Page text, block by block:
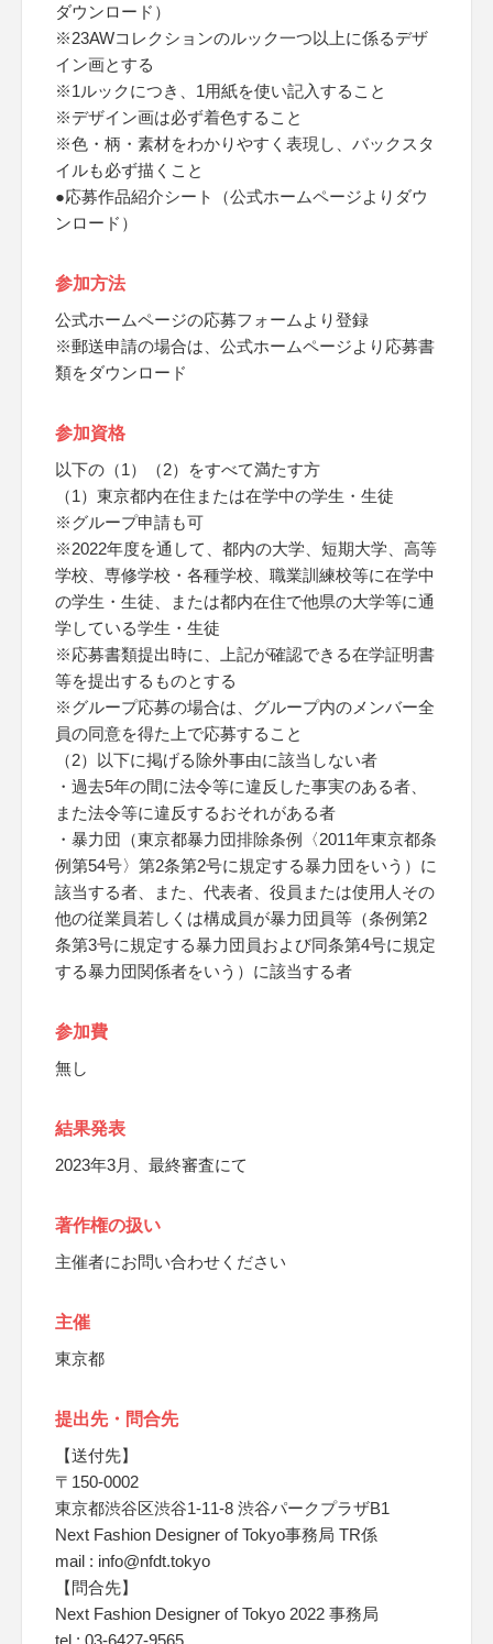
ダウンロード）
※23AWコレクションのルック一つ以上に係るデザ
イン画とする
※1ルックにつき、1用紙を使い記入すること
※デザイン画は必ず着色すること
※色・柄・素材をわかりやすく表現し、バックスタ
イルも必ず描くこと
●応募作品紹介シート（公式ホームページよりダウ
ンロード）
参加方法
公式ホームページの応募フォームより登録
※郵送申請の場合は、公式ホームページより応募書
類をダウンロード
参加資格
以下の（1）（2）をすべて満たす方
（1）東京都内在住または在学中の学生・生徒
※グループ申請も可
※2022年度を通して、都内の大学、短期大学、高等
学校、専修学校・各種学校、職業訓練校等に在学中
の学生・生徒、または都内在住で他県の大学等に通
学している学生・生徒
※応募書類提出時に、上記が確認できる在学証明書
等を提出するものとする
※グループ応募の場合は、グループ内のメンバー全
員の同意を得た上で応募すること
（2）以下に掲げる除外事由に該当しない者
・過去5年の間に法令等に違反した事実のある者、
また法令等に違反するおそれがある者
・暴力団（東京都暴力団排除条例〈2011年東京都条
例第54号〉第2条第2号に規定する暴力団をいう）に
該当する者、また、代表者、役員または使用人その
他の従業員若しくは構成員が暴力団員等（条例第2
条第3号に規定する暴力団員および同条第4号に規定
する暴力団関係者をいう）に該当する者
参加費
無し
結果発表
2023年3月、最終審査にて
著作権の扱い
主催者にお問い合わせください
主催
東京都
提出先・問合先
【送付先】
〒150-0002
東京都渋谷区渋谷1-11-8 渋谷パークプラザB1
Next Fashion Designer of Tokyo事務局 TR係
mail : info@nfdt.tokyo
【問合先】
Next Fashion Designer of Tokyo 2022 事務局
tel : 03-6427-9565